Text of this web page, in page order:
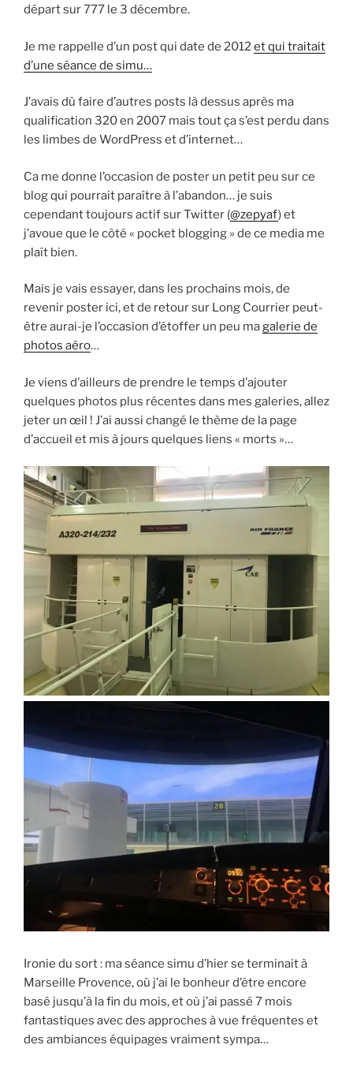
départ sur 777 le 3 décembre.
Je me rappelle d’un post qui date de 2012 et qui traitait
d’une séance de simu…
J’avais dû faire d’autres posts là dessus après ma
qualification 320 en 2007 mais tout ça s’est perdu dans
les limbes de WordPress et d’internet…
Ca me donne l’occasion de poster un petit peu sur ce
blog qui pourrait paraître à l’abandon… je suis
cependant toujours actif sur Twitter (@zepyaf) et
j’avoue que le côté « pocket blogging » de ce media me
plaît bien.
Mais je vais essayer, dans les prochains mois, de
revenir poster ici, et de retour sur Long Courrier peut-
être aurai-je l’occasion d’étoffer un peu magalerie de
photos aéro…
Je viens d’ailleurs de prendre le temps d’ajouter
quelques photos plus récentes dans mes galeries, allez
jeter un œil ! J’ai aussi changé le thème de la page
d’accueil et mis à jours quelques liens « morts »…
Ironie du sort : ma séance simu d’hier se terminait à
Marseille Provence, où j’ai le bonheur d’être encore
basé jusqu’à la fin du mois, et où j’ai passé 7 mois
fantastiques avec des approches à vue fréquentes et
des ambiances équipages vraiment sympa…